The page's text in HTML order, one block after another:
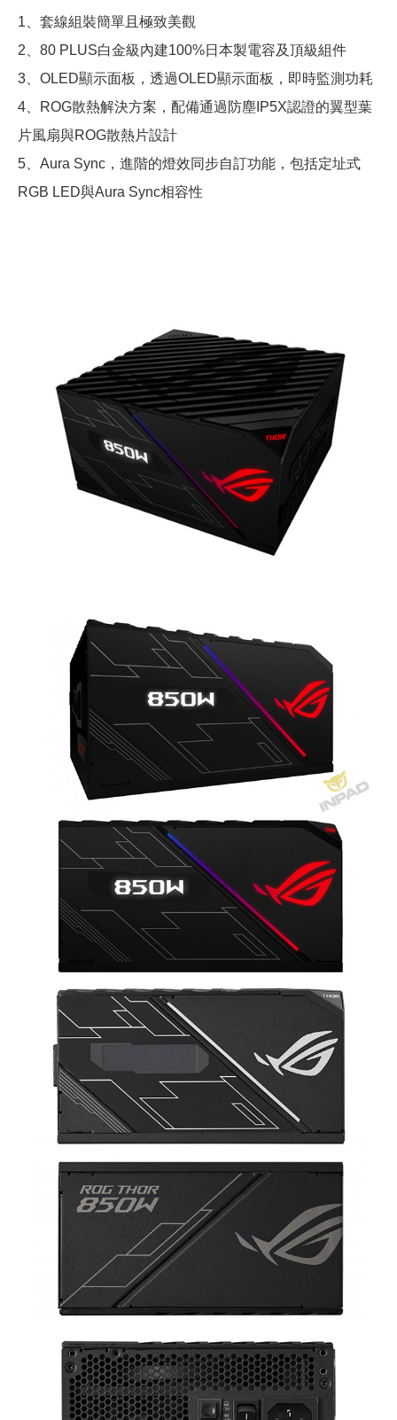
1、套線組裝簡單且極致美觀
2、80 PLUS白金級內建100%日本製電容及頂級組件
3、OLED顯示面板，透過OLED顯示面板，即時監測功耗
4、ROG散熱解決方案，配備通過防塵IP5X認證的翼型葉
片風扇與ROG散熱片設計
5、Aura Sync，進階的燈效同步自訂功能，包括定址式
RGB LED與Aura Sync相容性